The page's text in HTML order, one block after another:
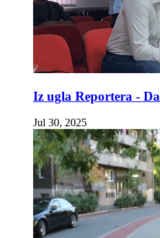
Iz ugla Reportera -
Jul 30, 2025